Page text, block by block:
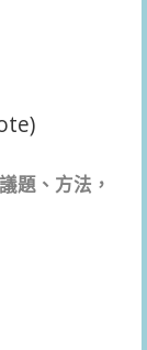
題、方法，